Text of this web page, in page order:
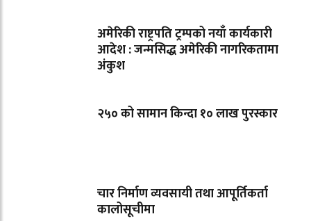
अमेरिकी राष्ट्रपति ट्रम्पको नयाँ कार्यकारी
आदेश : जन्मसिद्ध अमेरिकी नागरिकतामा
अंकुश
२५० को सामान किन्दा १० लाख पुरस्कार
चार निर्माण व्यवसायी तथा आपूर्तिकर्ता
कालोसूचीमा